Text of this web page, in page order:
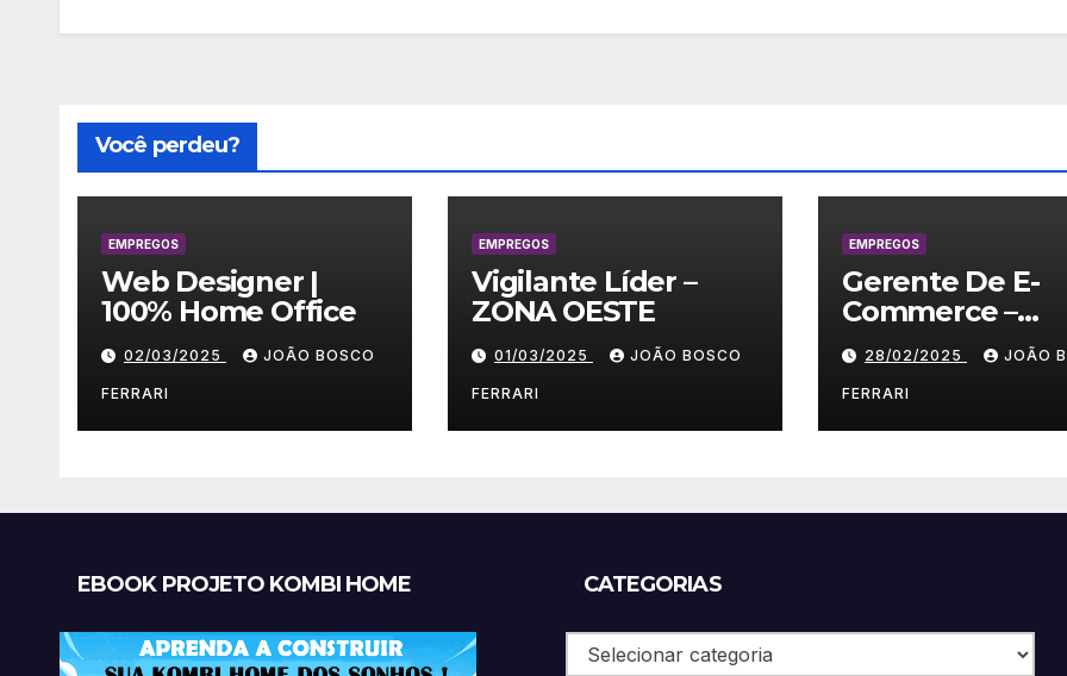
Você perdeu?
EMPREGOS
Web Designer |
100% Home Office
02/03/2025 JOÃO BOSCO
FERRARI
EMPREGOS
Vigilante Líder –
ZONA OESTE
01/03/2025 JOÃO BOSCO
FERRARI
EMPREGOS
Gerente De E-
Commerce –
Vestuário/ Moda
SP28/02/2025 JOÃO
FERRARI
EBOOK PROJETO KOMBI HOME CATEGORIAS
Categorias